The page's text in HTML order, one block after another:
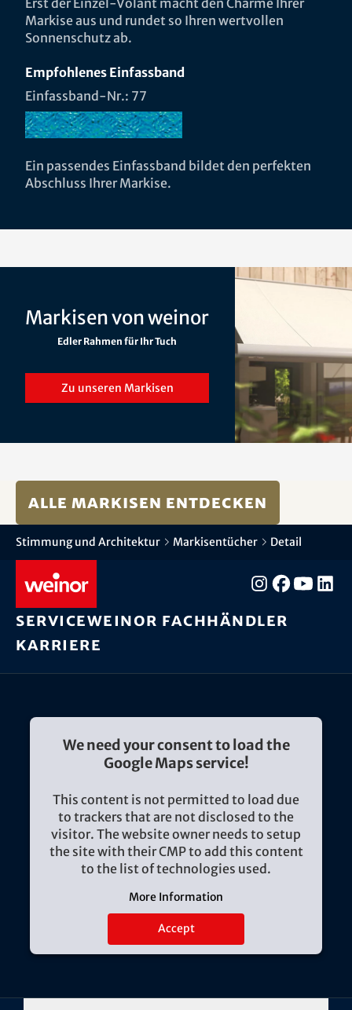
Markise aus und rundet so Ihren wertvollen
Sonnenschutz ab.
Empfohlenes Einfassband
Einfassband-Nr.: 77
Ein passendes Einfassband bildet den perfekten
Abschluss Ihrer Markise.
Markisen von weinor
Edler Rahmen für Ihr Tuch
Zu unseren Markisen
Alle Markisen entdecken
Stimmung und Architektur Markisentücher Detail
Serviceweinor Fachhändler
Karriere
We need your consent to load the
Google Maps service!
This content is not permitted to load due
to trackers that are not disclosed to the
visitor. The website owner needs to setup
the site with their CMP to add this content
to the list of technologies used.
More Information
Accept